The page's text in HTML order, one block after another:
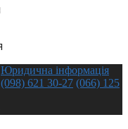
Юридична інформація
(098) 621 30-27 (066) 125